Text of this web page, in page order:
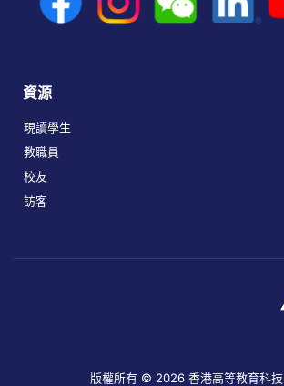
資源
現讀學生
教職員
校友
訪客
版權所有 © 2026 香港高等教育科技